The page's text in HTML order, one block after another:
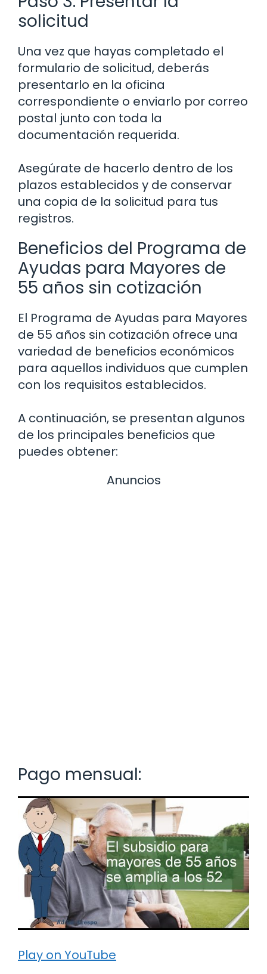
solicitud
Una vez que hayas completado el
formulario de solicitud, deberás
presentarlo en la oficina
correspondiente o enviarlo por correo
postal junto con toda la
documentación requerida.
Asegúrate de hacerlo dentro de los
plazos establecidos y de conservar
una copia de la solicitud para tus
registros.
Beneficios del Programa de
Ayudas para Mayores de
55 años sin cotización
El Programa de Ayudas para Mayores
de 55 años sin cotización ofrece una
variedad de beneficios económicos
para aquellos individuos que cumplen
con los requisitos establecidos.
A continuación, se presentan algunos
de los principales beneficios que
puedes obtener:
Anuncios
Pago mensual:
Play on YouTube